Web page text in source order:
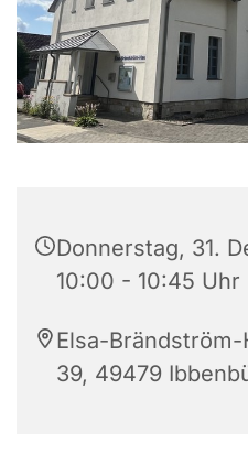
Donnerstag, 31.
10:00 - 10:45 Uhr
Elsa-
39, 49479